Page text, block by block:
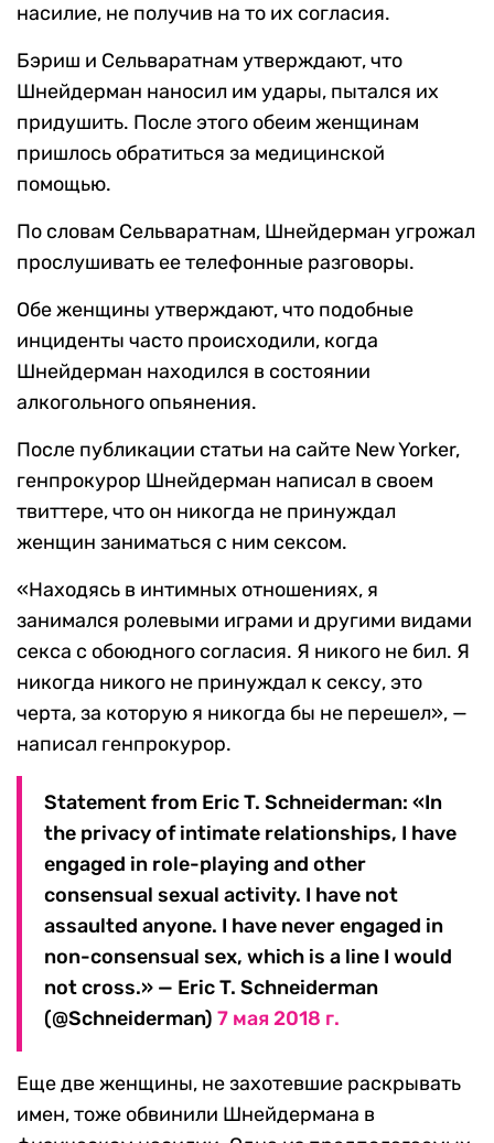
насилие, не получив на то их согласия.
Бэриш и Сельваратнам утверждают, что
Шнейдерман наносил им удары, пытался их
придушить. После этого обеим женщинам
пришлось обратиться за медицинской
помощью.
По словам Сельваратнам, Шнейдерман угрожал
прослушивать ее телефонные разговоры.
Обе женщины утверждают, что подобные
инциденты часто происходили, когда
Шнейдерман находился в состоянии
алкогольного опьянения.
После публикации статьи на сайте New Yorker,
генпрокурор Шнейдерман написал в своем
твиттере, что он никогда не принуждал
женщин заниматься с ним сексом.
«Находясь в интимных отношениях, я
занимался ролевыми играми и другими видами
секса с обоюдного согласия. Я никого не бил. Я
никогда никого не принуждал к сексу, это
черта, за которую я никогда бы не перешел», —
написал генпрокурор.
Statement from Eric T. Schneiderman: «In
the privacy of intimate relationships, I have
engaged in role-playing and other
consensual sexual activity. I have not
assaulted anyone. I have never engaged in
non-consensual sex, which is a line I would
not cross.» — Eric T. Schneiderman
(@Schneiderman) 7 мая 2018 г.
Еще две женщины, не захотевшие раскрывать
имен, тоже обвинили Шнейдермана в